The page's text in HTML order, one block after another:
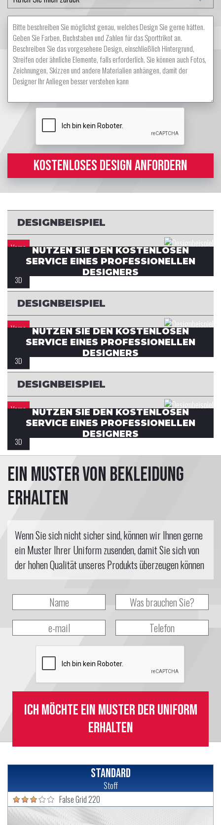
KOSTENLOSES DESIGN ANFORDERN
DESIGNBEISPIEL
Vorne
Rücken
3D
NUTZEN SIE DEN KOSTENLOSEN
SERVICE EINES PROFESSIONELLEN
DESIGNERS
DESIGNBEISPIEL
Vorne
Rücken
3D
NUTZEN SIE DEN KOSTENLOSEN
SERVICE EINES PROFESSIONELLEN
DESIGNERS
DESIGNBEISPIEL
Vorne
Rücken
3D
NUTZEN SIE DEN KOSTENLOSEN
SERVICE EINES PROFESSIONELLEN
DESIGNERS
Ein Muster von Bekleidung
erhalten
Wenn Sie sich nicht sicher sind, können wir Ihnen gerne
ein Muster Ihrer Uniform zusenden, damit Sie sich von
der hohen Qualität unseres Produkts überzeugen können
Ich möchte ein Muster der Uniform
erhalten
Standard
Stoff
False Grid 220